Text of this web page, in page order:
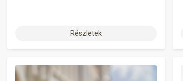
Részletek